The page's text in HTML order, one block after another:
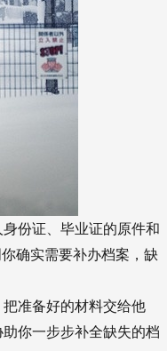
份证、毕业证的原件和
确实需要补办档案，缺
准备好的材料交给他
你一步步补全缺失的档